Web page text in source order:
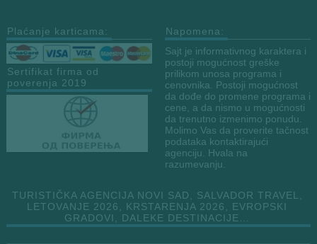
Plaćanje karticama:
Sertifikat firma od
poverenja 2019
Napomena:
Sajt je informativnog karaktera i
postoji mogućnost greške
prilikom unosa programa i
cenovnika. Postoji mogućnost
da dođe do promene programa i
cene, a da nismo u mogućnosti
da trenutno izmenimo ponudu.
Molimo Vas da proverite tačnost
podataka kontaktirajući
agenciju. Hvala na
razumevanju.
TURISTIČKA AGENCIJA NOVI SAD, SALVADOR TRAVEL,
LETOVANJE 2026, KRSTARENJA 2026, EVROPSKI
GRADOVI, DALEKE DESTINACIJE…